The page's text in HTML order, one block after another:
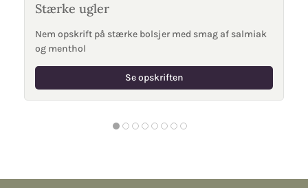
Stærke ugler
Nem opskrift på stærke bolsjer med smag af salmiak
og menthol
Se opskriften